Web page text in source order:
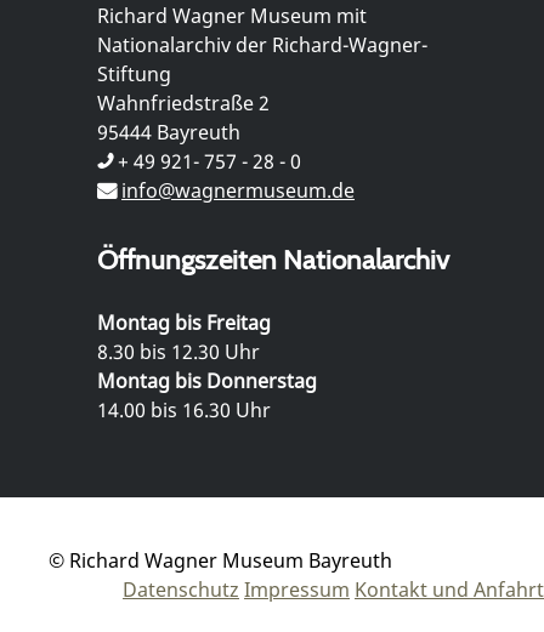
Richard Wagner Museum mit
Nationalarchiv der Richard-Wagner-
Stiftung
Wahnfriedstraße 2
95444 Bayreuth
+ 49 921- 757 - 28 - 0
info@wagnermuseum.de
Öffnungszeiten Nationalarchiv
Montag bis Freitag
8.30 bis 12.30 Uhr
Montag bis Donnerstag
14.00 bis 16.30 Uhr
© Richard Wagner Museum Bayreuth
Datenschutz Impressum Kontakt und Anfahrt